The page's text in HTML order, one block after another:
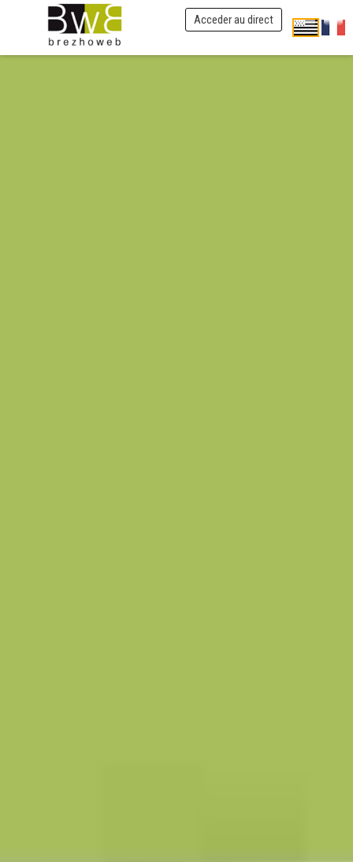
Acceder au direct